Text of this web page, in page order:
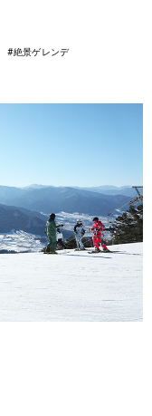
#絶景ゲレンデ